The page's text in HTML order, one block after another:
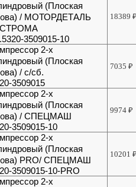
(Плоская
/ МОТОРДЕТАЛЬ
3509015-10
18389
2-х
(Плоская
/ с/сб.
3509015
7035₽
2-х
(Плоская
/ СПЕЦМАШ
3509015-10
9974₽
2-х
(Плоская
PRO/ СПЕЦМАШ
3509015-10-PRO
10201
2-х